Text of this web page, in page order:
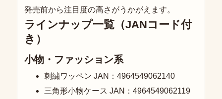
発売前から注目度の高さがうかがえます。
ラインナップ一覧（JANコード付
き）
小物・ファッション系
刺繍ワッペン JAN：4964549062140
三角形小物ケース JAN：4964549062119